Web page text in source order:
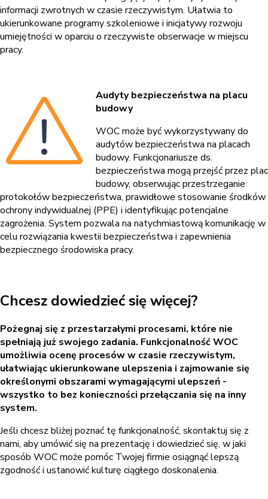
informacji zwrotnych w czasie rzeczywistym. Ułatwia to
ukierunkowane programy szkoleniowe i inicjatywy rozwoju
umiejętności w oparciu o rzeczywiste obserwacje w miejscu
pracy.
Audyty bezpieczeństwa na placu
budowy
WOC może być wykorzystywany do
audytów bezpieczeństwa na placach
budowy. Funkcjonariusze ds.
bezpieczeństwa mogą przejść przez plac
budowy, obserwując przestrzeganie
protokołów bezpieczeństwa, prawidłowe stosowanie środków
ochrony indywidualnej (PPE) i identyfikując potencjalne
zagrożenia. System pozwala na natychmiastową komunikację w
celu rozwiązania kwestii bezpieczeństwa i zapewnienia
bezpiecznego środowiska pracy.
Chcesz dowiedzieć się więcej?
Pożegnaj się z przestarzałymi procesami, które nie
spełniają już swojego zadania. Funkcjonalność WOC
umożliwia ocenę procesów w czasie rzeczywistym,
ułatwiając ukierunkowane ulepszenia i zajmowanie się
określonymi obszarami wymagającymi ulepszeń -
wszystko to bez konieczności przełączania się na inny
system.
Jeśli chcesz bliżej poznać tę funkcjonalność, skontaktuj się z
nami, aby umówić się na prezentację i dowiedzieć się, w jaki
sposób WOC może pomóc Twojej firmie osiągnąć lepszą
zgodność i ustanowić kulturę ciągłego doskonalenia.